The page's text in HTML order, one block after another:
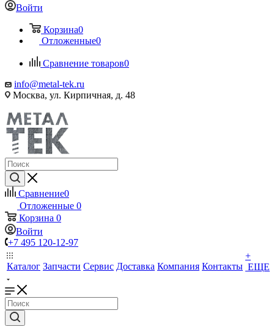
Войти
Корзина0
Отложенные0
Сравнение товаров0
info@metal-tek.ru
Москва, ул. Кирпичная, д. 48
Сравнение0
Отложенные 0
Корзина 0
Войти
+7 495 120-12-97
Каталог Запчасти Сервис Доставка Компания Контакты
+
ЕЩЕ